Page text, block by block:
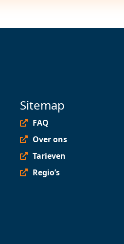
Sitemap
FAQ
Over ons
Tarieven
Regio’s